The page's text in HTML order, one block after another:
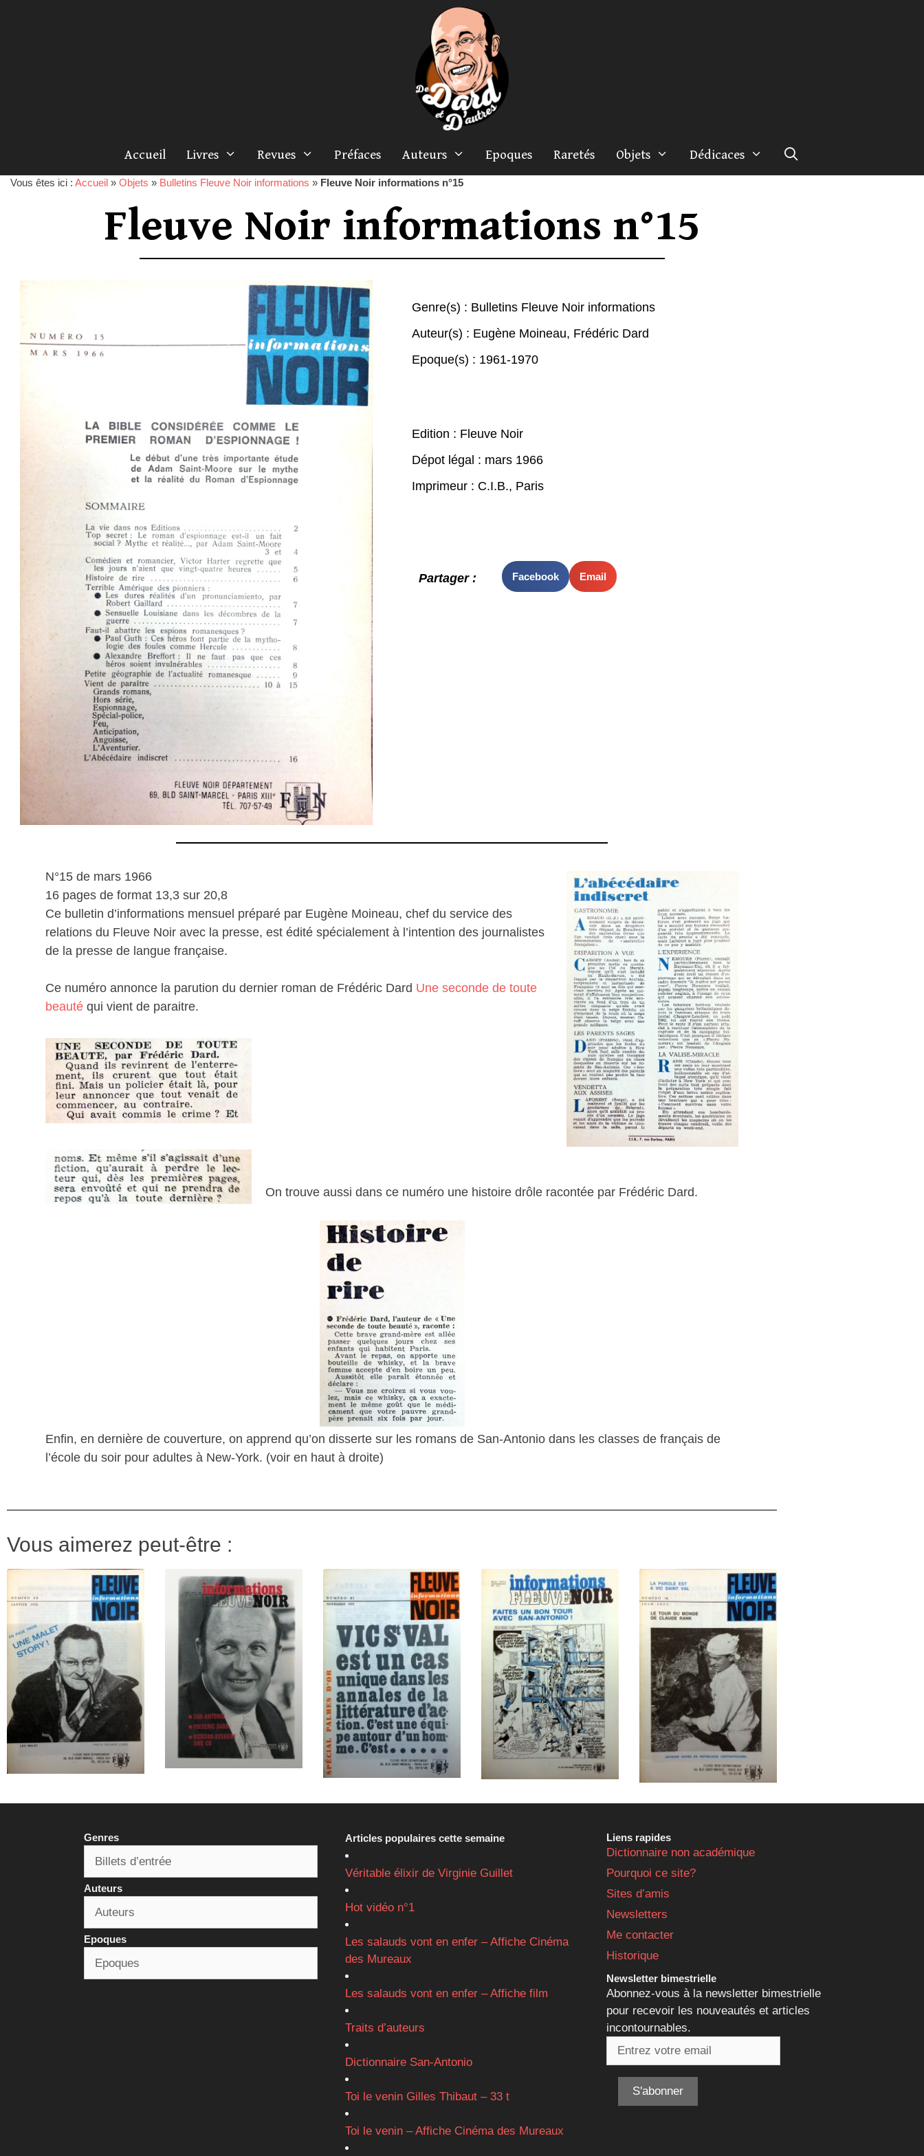
Accueil Livres Revues Préfaces Auteurs Epoques Raretés Objets Dédicaces
Vous êtes ici : Accueil » Objets » Bulletins Fleuve Noir informations » Fleuve Noir informations n°15
Fleuve Noir informations n°15
Genre(s) : Bulletins Fleuve Noir informations
Auteur(s) : Eugène Moineau, Frédéric Dard
Epoque(s) : 1961-1970
Edition : Fleuve Noir
Dépot légal : mars 1966
Imprimeur : C.I.B., Paris
Partager : Facebook Email
N°15 de mars 1966
16 pages de format 13,3 sur 20,8
Ce bulletin d’informations mensuel préparé par Eugène Moineau, chef du service des
relations du Fleuve Noir avec la presse, est édité spécialement à l’intention des journalistes
de la presse de langue française.
Ce numéro annonce la parution du dernier roman de Frédéric Dard Une seconde de toute
beauté qui vient de paraitre.
On trouve aussi dans ce numéro une histoire drôle racontée par Frédéric Dard.
Enfin, en dernière de couverture, on apprend qu’on disserte sur les romans de San-Antonio dans les classes de français de
l’école du soir pour adultes à New-York. (voir en haut à droite)
Vous aimerez peut-être :
Genres
Auteurs
Epoques
Articles populaires cette semaine
Véritable élixir de Virginie Guillet
Hot vidéo n°1
Les salauds vont en enfer – Affiche Cinéma
des Mureaux
Les salauds vont en enfer – Affiche film
Traits d’auteurs
Dictionnaire San-Antonio
Toi le venin Gilles Thibaut – 33 t
Toi le venin – Affiche Cinéma des Mureaux
Liens rapides
Dictionnaire non académique
Pourquoi ce site?
Sites d’amis
Newsletters
Me contacter
Historique
Newsletter bimestrielle
Abonnez-vous à la newsletter bimestrielle
pour recevoir les nouveautés et articles
incontournables.